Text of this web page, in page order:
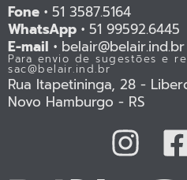
Fone • 51 3587.5164
WhatsApp • 51 99592.6445
E-mail • belair@belair.ind.br
Para envio de sugestões e
sac@belair.ind.br
Rua Itapetininga, 28 -
Novo Hamburgo - RS